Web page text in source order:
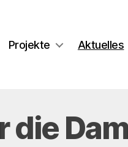
Projekte Aktuelles